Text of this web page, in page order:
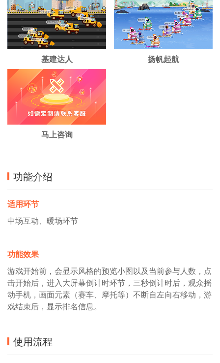
基建达人 扬帆起航
马上咨询
功能介绍
适用环节
中场互动、暖场环节
功能效果
游戏开始前，会显示风格的预览小图以及当前参与人数，点
击开始后，进入大屏幕倒计时环节，三秒倒计时后，观众摇
动手机，画面元素（赛车、摩托等）不断自左向右移动，游
戏结束后，显示排名信息。
使用流程